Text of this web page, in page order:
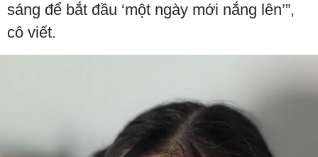
sáng để bắt đầu ‘một ngày mới nắng lên’”,
cô viết.